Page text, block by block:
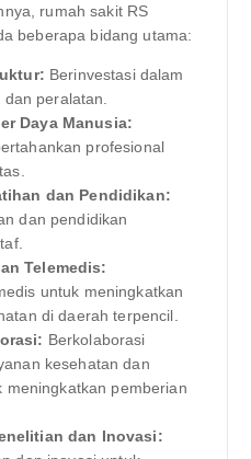
rumah sakit RS
beberapa bidang utama:
Berinvestasi dalam
peralatan.
Daya Manusia:
profesional
dan Pendidikan:
dan pendidikan
Telemedis:
untuk meningkatkan
di daerah terpencil.
Berkolaborasi
kesehatan dan
meningkatkan pemberian
dan Inovasi: